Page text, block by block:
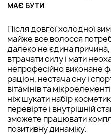
МАЄ БУТИ
Після довгої холодної
майже все волосся
далеко не єдина
втрачати силу і мати
непрофесійно виконане
раціон, нестача сну і
вітамінів та
ніж шукати набір
перевірте і внутрішній
зможете працювати
позитивну динаміку.